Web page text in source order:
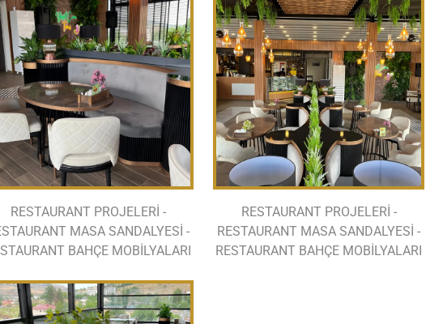
RESTAURANT PROJELERİ -
MASA SANDALYESİ -
BAHÇE MOBİLYALARI
RESTAURANT PROJELERİ -
RESTAURANT MASA SANDALYESİ -
RESTAURANT BAHÇE MOBİLYALARI